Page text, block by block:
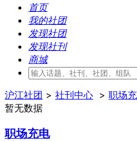
首页
我的社团
发现社团
发现社刊
商城
沪江社团 > 社刊中心 > 职场
暂无数据
职场充电